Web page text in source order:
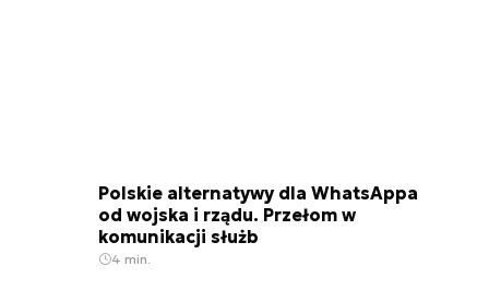
Polskie alternatywy dla WhatsAppa
od wojska i rządu. Przełom w
komunikacji służb
4 min.